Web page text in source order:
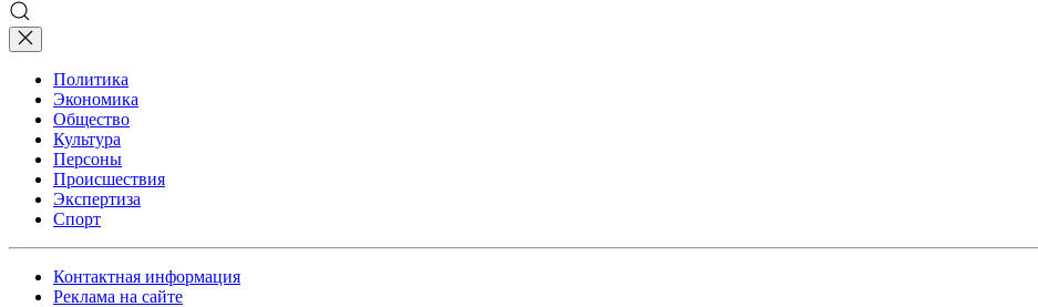
Политика
Экономика
Общество
Культура
Персоны
Происшествия
Экспертиза
Спорт
Контактная информация
Реклама на сайте